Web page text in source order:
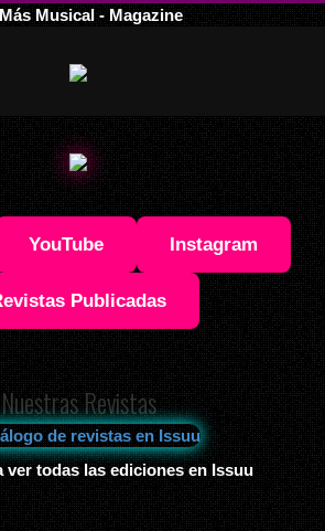
Musical - Magazine
YouTube Instagram
Publicadas
Nuestras Revistas
ver todas las ediciones en Issuu